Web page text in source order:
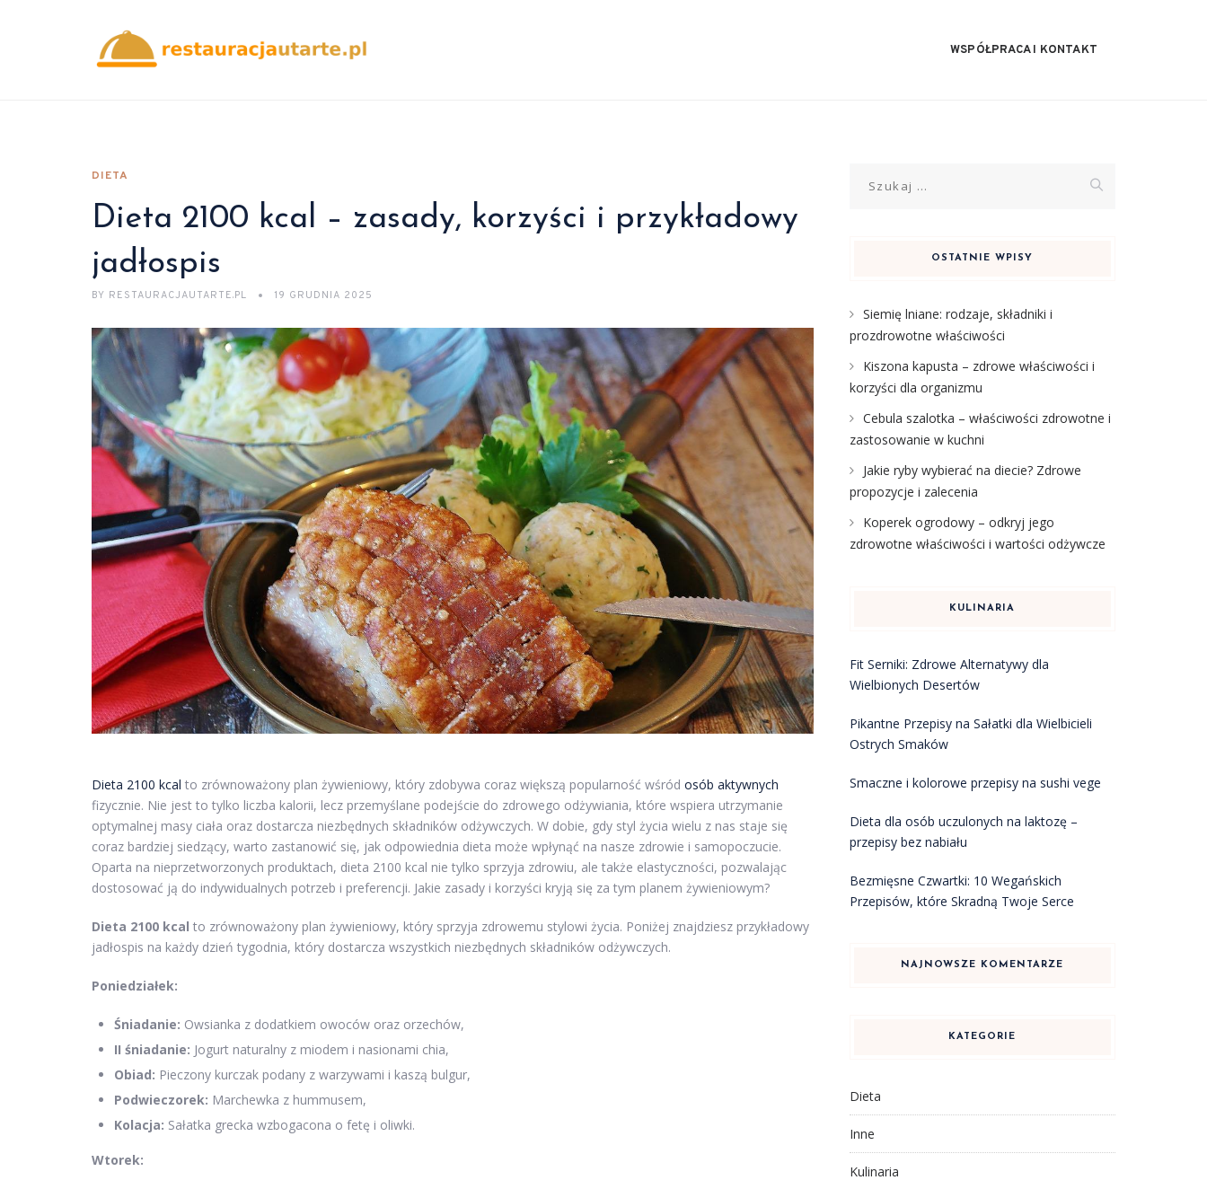
WSPÓŁPRACA I KONTAKT
DIETA
Dieta 2100 kcal – zasady, korzyści i przykładowy
jadłospis
BY RESTAURACJAUTARTE.PL 19 GRUDNIA 2025
Dieta 2100 kcal to zrównoważony plan żywieniowy, który zdobywa coraz większą popularność wśród osób aktywnych
fizycznie. Nie jest to tylko liczba kalorii, lecz przemyślane podejście do zdrowego odżywiania, które wspiera utrzymanie
optymalnej masy ciała oraz dostarcza niezbędnych składników odżywczych. W dobie, gdy styl życia wielu z nas staje się
coraz bardziej siedzący, warto zastanowić się, jak odpowiednia dieta może wpłynąć na nasze zdrowie i samopoczucie.
Oparta na nieprzetworzonych produktach, dieta 2100 kcal nie tylko sprzyja zdrowiu, ale także elastyczności, pozwalając
dostosować ją do indywidualnych potrzeb i preferencji. Jakie zasady i korzyści kryją się za tym planem żywieniowym?
Dieta 2100 kcal to zrównoważony plan żywieniowy, który sprzyja zdrowemu stylowi życia. Poniżej znajdziesz przykładowy
jadłospis na każdy dzień tygodnia, który dostarcza wszystkich niezbędnych składników odżywczych.
Poniedziałek:
Śniadanie: Owsianka z dodatkiem owoców oraz orzechów,
II śniadanie: Jogurt naturalny z miodem i nasionami chia,
Obiad: Pieczony kurczak podany z warzywami i kaszą bulgur,
Podwieczorek: Marchewka z hummusem,
Kolacja: Sałatka grecka wzbogacona o fetę i oliwki.
Wtorek:
OSTATNIE WPISY
Siemię lniane: rodzaje, składniki i
prozdrowotne właściwości
Kiszona kapusta – zdrowe właściwości i
korzyści dla organizmu
Cebula szalotka – właściwości zdrowotne i
zastosowanie w kuchni
Jakie ryby wybierać na diecie? Zdrowe
propozycje i zalecenia
Koperek ogrodowy – odkryj jego
zdrowotne właściwości i wartości odżywcze
KULINARIA
Fit Serniki: Zdrowe Alternatywy dla
Wielbionych Desertów
Pikantne Przepisy na Sałatki dla Wielbicieli
Ostrych Smaków
Smaczne i kolorowe przepisy na sushi vege
Dieta dla osób uczulonych na laktozę –
przepisy bez nabiału
Bezmięsne Czwartki: 10 Wegańskich
Przepisów, które Skradną Twoje Serce
NAJNOWSZE KOMENTARZE
KATEGORIE
Dieta
Inne
Kulinaria